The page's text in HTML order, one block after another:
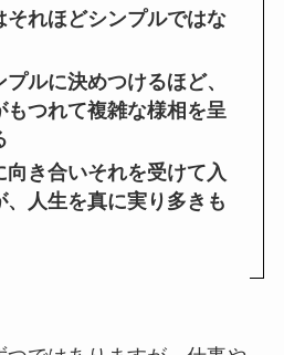
それほどシンプルではな
ルに決めつけるほど、
もつれて複雑な様相を呈
き合いそれを受けて入
人生を真に実り多きも